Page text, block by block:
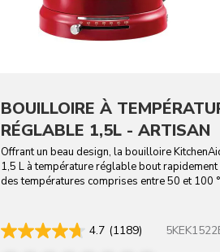
BOUILLOIRE À
RÉGLABLE 1,5L - ARTISAN
Offrant un beau design, la bouilloire
1,5 L à température réglable bout rapidement
des températures comprises entre 50 et 100
4.7 (1189)